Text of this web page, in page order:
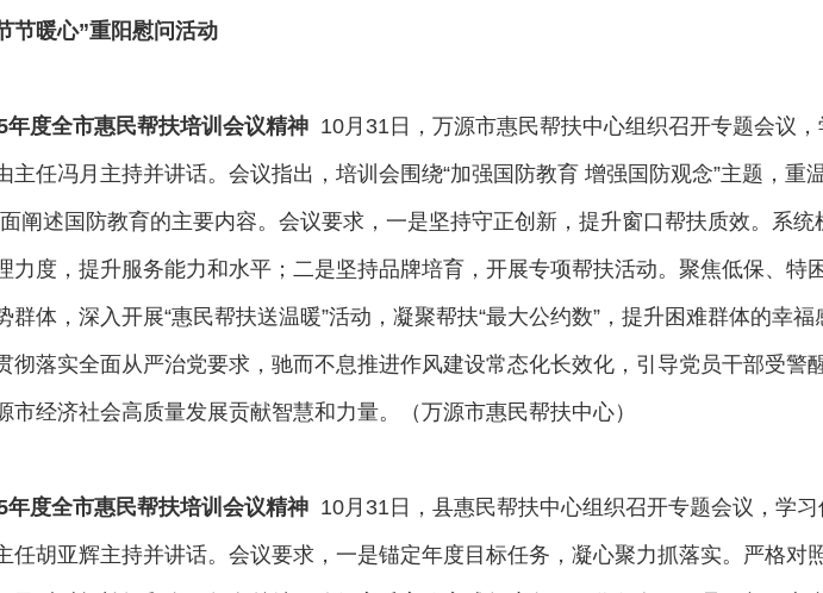
节暖心”重阳慰问活动
度全市惠民帮扶培训会议精神 10月31日，万源市惠民帮扶中心组织召开专题会议
任冯月主持并讲话。会议指出，培训会围绕“加强国防教育 增强国防观念”主题，重
阐述国防教育的主要内容。会议要求，一是坚持守正创新，提升窗口帮扶质效。系统
力度，提升服务能力和水平；二是坚持品牌培育，开展专项帮扶活动。聚焦低保、特
体，深入开展“惠民帮扶送温暖”活动，凝聚帮扶“最大公约数”，提升困难群体的幸
彻落实全面从严治党要求，驰而不息推进作风建设常态化长效化，引导党员干部受警
经济社会高质量发展贡献智慧和力量。（万源市惠民帮扶中心）
度全市惠民帮扶培训会议精神 10月31日，县惠民帮扶中心组织召开专题会议，学
任胡亚辉主持并讲话。会议要求，一是锚定年度目标任务，凝心聚力抓落实。严格对